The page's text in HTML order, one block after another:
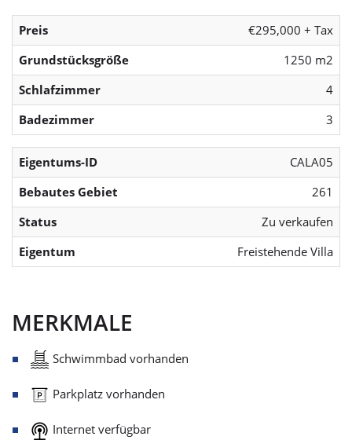
Preis
€295,000 + Tax
Grundstücksgröße
1250 m2
Schlafzimmer
4
Badezimmer
3
Eigentums-ID
CALA05
Bebautes Gebiet
261
Status
Zu verkaufen
Eigentum
Freistehende Villa
MERKMALE
Schwimmbad vorhanden
Parkplatz vorhanden
Internet verfügbar